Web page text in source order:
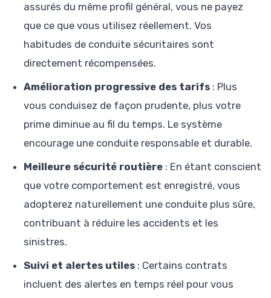
assurés du même profil général, vous ne payez
que ce que vous utilisez réellement. Vos
habitudes de conduite sécuritaires sont
directement récompensées.
Amélioration progressive des tarifs : Plus
vous conduisez de façon prudente, plus votre
prime diminue au fil du temps. Le système
encourage une conduite responsable et durable.
Meilleure sécurité routière : En étant conscient
que votre comportement est enregistré, vous
adopterez naturellement une conduite plus sûre,
contribuant à réduire les accidents et les
sinistres.
Suivi et alertes utiles : Certains contrats
incluent des alertes en temps réel pour vous